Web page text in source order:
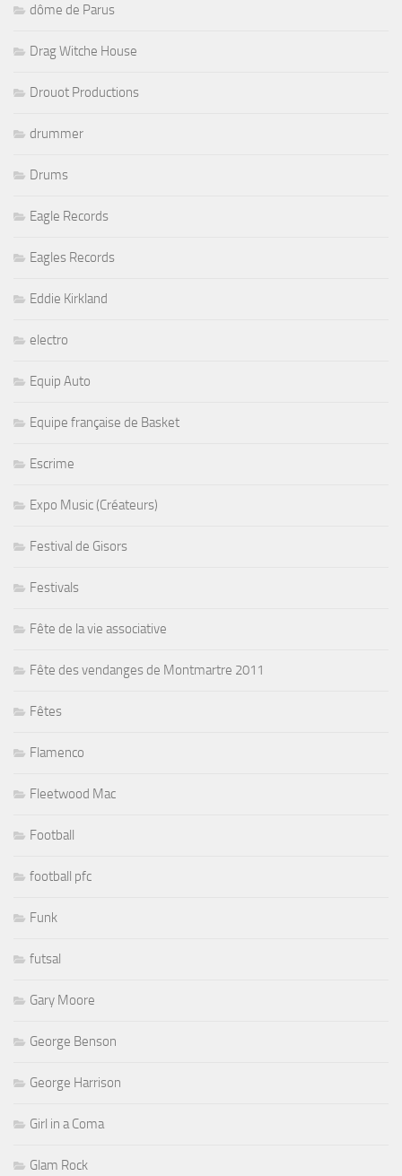
dôme de Parus
Drag Witche House
Drouot Productions
drummer
Drums
Eagle Records
Eagles Records
Eddie Kirkland
electro
Equip Auto
Equipe française de Basket
Escrime
Expo Music (Créateurs)
Festival de Gisors
Festivals
Fête de la vie associative
Fête des vendanges de Montmartre 2011
Fêtes
Flamenco
Fleetwood Mac
Football
football pfc
Funk
futsal
Gary Moore
George Benson
George Harrison
Girl in a Coma
Glam Rock